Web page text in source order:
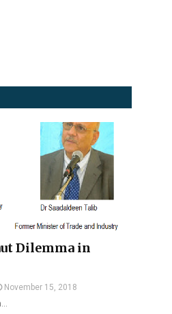
Dilemma in
November 15, 2018